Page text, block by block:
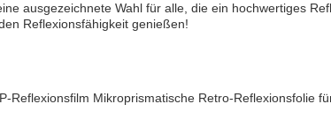
ausgezeichnete Wahl für alle, die ein hochwertiges
Reflexionsfähigkeit genießen!
Reflexionsfilm Mikroprismatische Retro-Reflexionsfolie